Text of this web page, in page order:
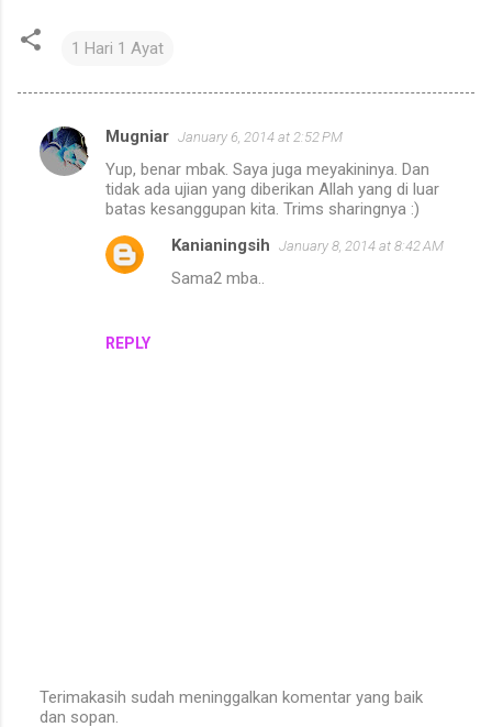
1 Hari 1 Ayat
C
o
Mugniar January 6, 2014 at 2:52 PM
Yup, benar mbak. Saya juga meyakininya. Dan
tidak ada ujian yang diberikan Allah yang di luar
batas kesanggupan kita. Trims sharingnya :)
REPLY
Kanianingsih January 8, 2014 at 8:42 AM
Sama2 mba..
P
Terimakasih sudah meninggalkan komentar yang baik
dan sopan.